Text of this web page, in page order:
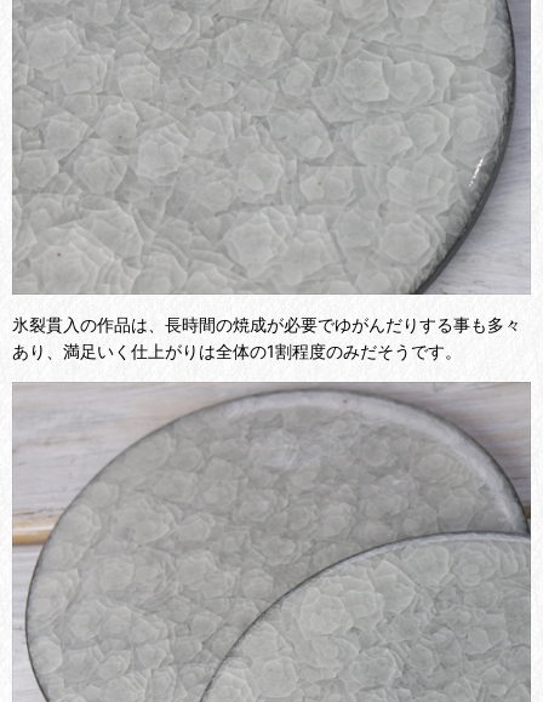
氷裂貫入の作品は、長時間の焼成が必要でゆがんだりする事も多々
あり、満足いく仕上がりは全体の1割程度のみだそうです。